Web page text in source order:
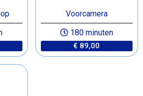
Voorcamera
180 minuten
€ 89,00